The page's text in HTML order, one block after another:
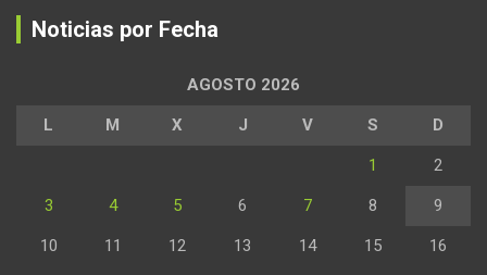
Noticias por Fecha
AGOSTO 2026
L M X J V S D
1 2
3 4 5 6 7 8 9
10 11 12 13 14 15 16